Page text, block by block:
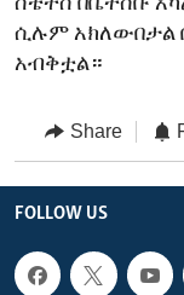
ሲሉም አክለውበታል
አብቅቷል።
Share
FOLLOW US